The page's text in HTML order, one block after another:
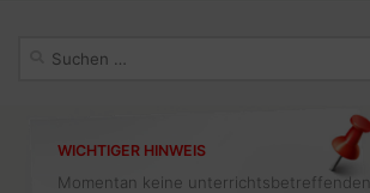
WICHTIGER HINWEIS
Momentan keine unterrichtsbetreffenden